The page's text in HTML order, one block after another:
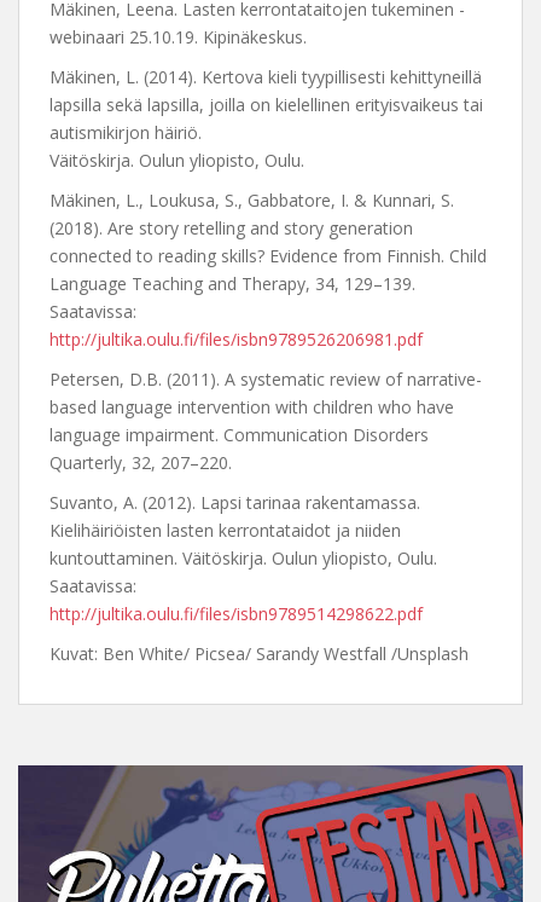
Mäkinen, Leena. Lasten kerrontataitojen tukeminen -
webinaari 25.10.19. Kipinäkeskus.
Mäkinen, L. (2014). Kertova kieli tyypillisesti kehittyneillä
lapsilla sekä lapsilla, joilla on kielellinen erityisvaikeus tai
autismikirjon häiriö.
Väitöskirja. Oulun yliopisto, Oulu.
Mäkinen, L., Loukusa, S., Gabbatore, I. & Kunnari, S.
(2018). Are story retelling and story generation
connected to reading skills? Evidence from Finnish. Child
Language Teaching and Therapy, 34, 129–139.
Saatavissa:
http://jultika.oulu.fi/files/isbn9789526206981.pdf
Petersen, D.B. (2011). A systematic review of narrative-
based language intervention with children who have
language impairment. Communication Disorders
Quarterly, 32, 207–220.
Suvanto, A. (2012). Lapsi tarinaa rakentamassa.
Kielihäiriöisten lasten kerrontataidot ja niiden
kuntouttaminen. Väitöskirja. Oulun yliopisto, Oulu.
Saatavissa:
http://jultika.oulu.fi/files/isbn9789514298622.pdf
Kuvat: Ben White/ Picsea/ Sarandy Westfall /Unsplash